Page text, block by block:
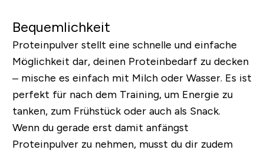
Bequemlichkeit
Proteinpulver stellt eine schnelle und einfache
Möglichkeit dar, deinen Proteinbedarf zu decken
– mische es einfach mit Milch oder Wasser. Es ist
perfekt für nach dem Training, um Energie zu
tanken, zum Frühstück oder auch als Snack.
Wenn du gerade erst damit anfängst
Proteinpulver zu nehmen, musst du dir zudem